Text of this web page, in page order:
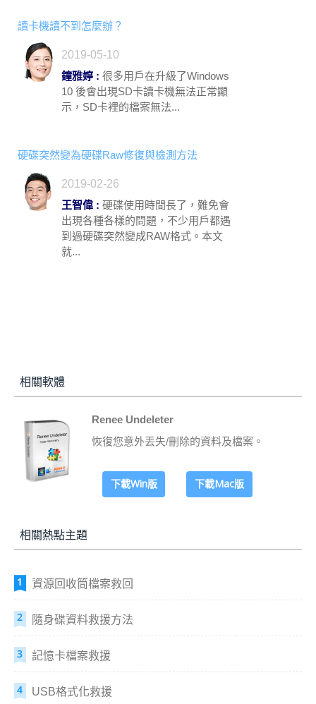
讀卡機讀不到怎麼辦？
2019-05-10
鐘雅婷 : 很多用戶在升級了Windows
10 後會出現SD卡讀卡機無法正常顯
示，SD卡裡的檔案無法...
硬碟突然變為硬碟Raw修復與檢測方法
2019-02-26
王智偉 : 硬碟使用時間長了，難免會
出現各種各樣的問題，不少用戶都遇
到過硬碟突然變成RAW格式。本文
就...
相關軟體
Renee Undeleter
恢復您意外丟失/刪除的資料及檔案。
下載Win版 下載Mac版
相關熱點主題
資源回收筒檔案救回
隨身碟資料救援方法
記憶卡檔案救援
USB格式化救援